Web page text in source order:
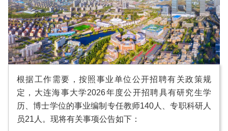
根据工作需要，按照事业单位公开招聘有关政策规
定，大连海事大学2026年度公开招聘具有研究生学
历、博士学位的事业编制专任教师140人、专职科研人
员21人。现将有关事项公告如下：